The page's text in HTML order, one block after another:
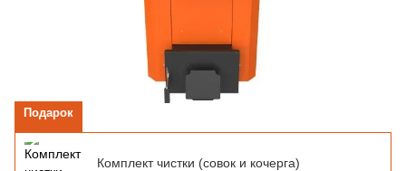
Подарок
Комплект чистки (совок и кочерга)